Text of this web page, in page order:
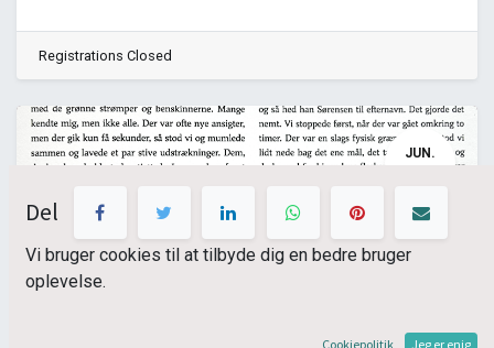
Registrations Closed
JUN.
Del
Vi bruger cookies til at tilbyde dig en bedre bruger
oplevelse.
Cookiepolitik Jeg er enig